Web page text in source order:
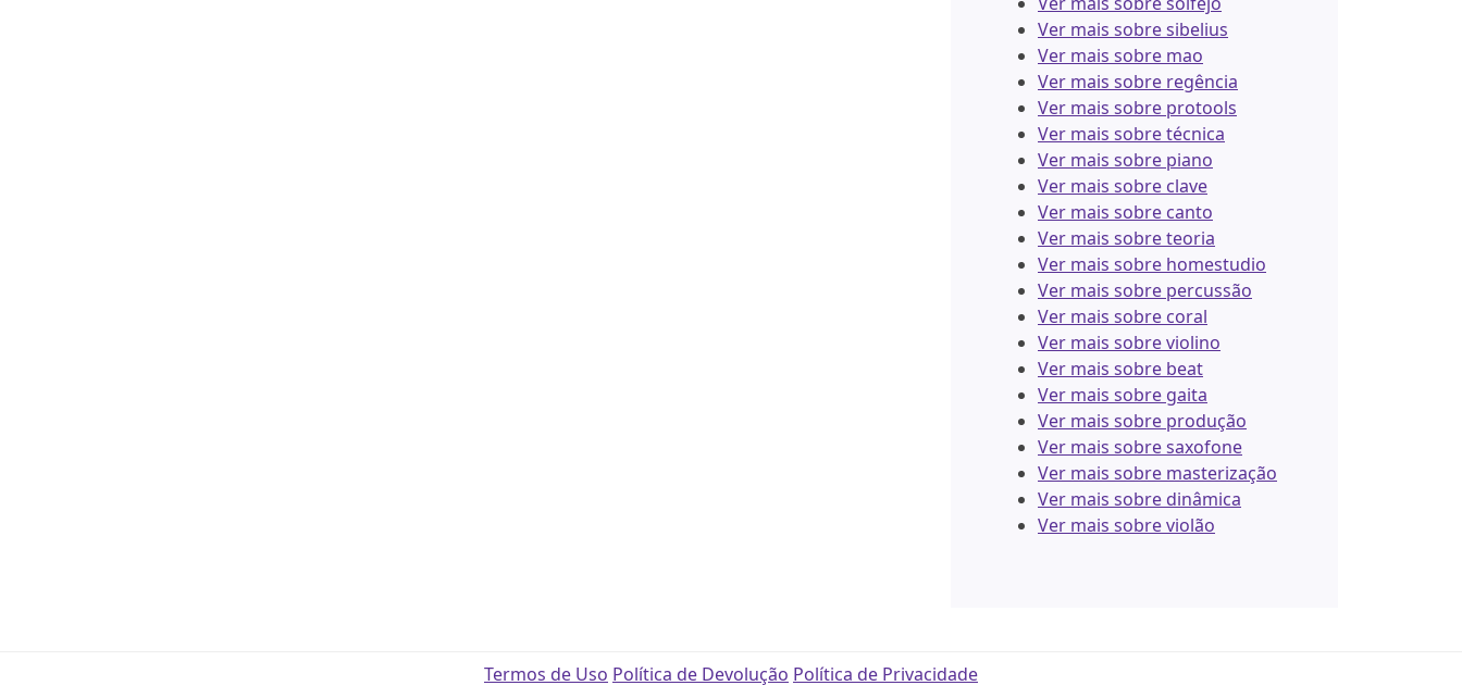
Ver mais sobre sibelius
Ver mais sobre mao
Ver mais sobre regência
Ver mais sobre protools
Ver mais sobre técnica
Ver mais sobre piano
Ver mais sobre clave
Ver mais sobre canto
Ver mais sobre teoria
Ver mais sobre homestudio
Ver mais sobre percussão
Ver mais sobre coral
Ver mais sobre violino
Ver mais sobre beat
Ver mais sobre gaita
Ver mais sobre produção
Ver mais sobre saxofone
Ver mais sobre masterização
Ver mais sobre dinâmica
Ver mais sobre violão
Termos de Uso Política de Devolução Política de Privacidade